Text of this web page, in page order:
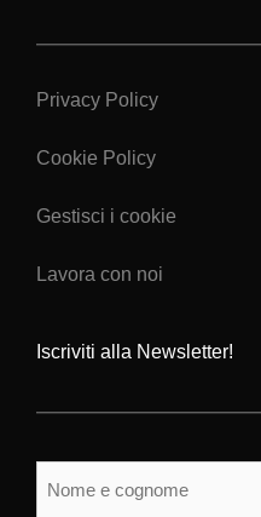
Privacy Policy
Cookie Policy
Gestisci i cookie
Lavora con noi
Iscriviti alla Newsletter!